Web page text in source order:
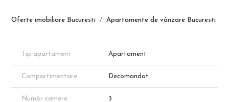
Oferte imobiliare Bucuresti Apartamente de vânzare Bucuresti
Shopping: În imediata apropiere de zona comercială Pallady
stat și private.
Suprafață Utilă: 76,5 mp.
Curte Privată: 32,6 mp.
Compartimentare Inteligentă:
Tip apartament Apartament
Compartimentare Decomandat
Număr camere 3